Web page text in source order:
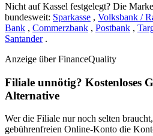
Nicht auf Kassel festgelegt? Die
bundesweit: Sparkasse , Volksbank /
Bank , Commerzbank , Postbank ,
Santander.
Anzeige über FinanceQuality
Filiale unnötig? Kostenloses
Alternative
Wer die Filiale nur noch selten
gebührenfreien Online-Konto die